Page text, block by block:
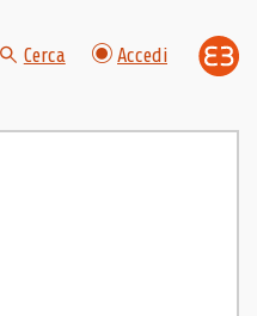
Cerca Accedi